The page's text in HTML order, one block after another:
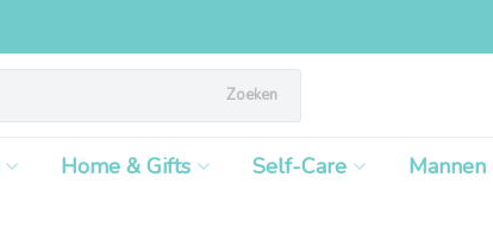
Zoeken
Home & Gifts Self-Care Mannen